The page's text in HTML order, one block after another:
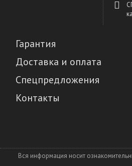
Гарантия
Доставка и оплата
Спецпредложения
Контакты
Вся информация носит